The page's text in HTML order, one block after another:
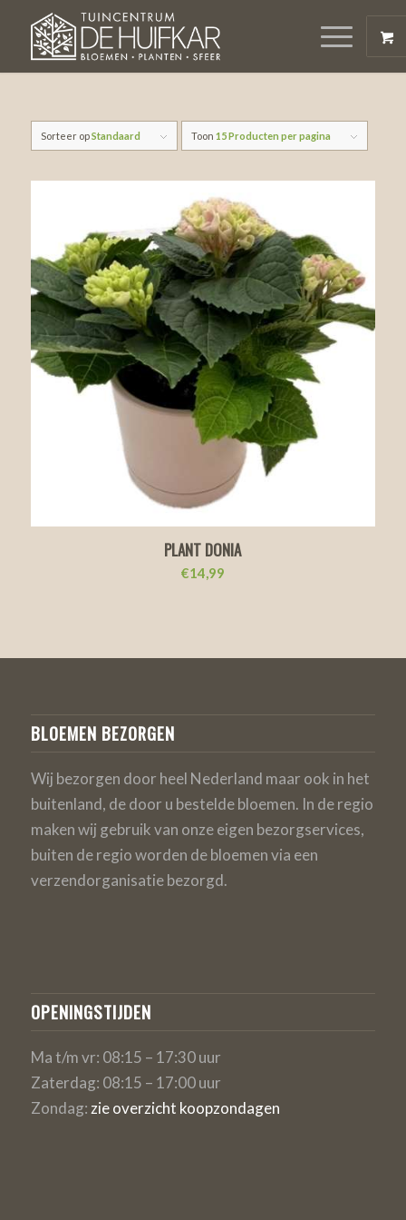
Sorteer opStandaard Toon 15 Producten per pagina
PLANT DONIA
€14,99
BLOEMEN BEZORGEN
Wij bezorgen door heel Nederland maar ook in het
buitenland, de door u bestelde bloemen. In de regio
maken wij gebruik van onze eigen bezorgservices,
buiten de regio worden de bloemen via een
verzendorganisatie bezorgd.
OPENINGSTIJDEN
Ma t/m vr: 08:15 – 17:30 uur
Zaterdag: 08:15 – 17:00 uur
Zondag: zie overzicht koopzondagen